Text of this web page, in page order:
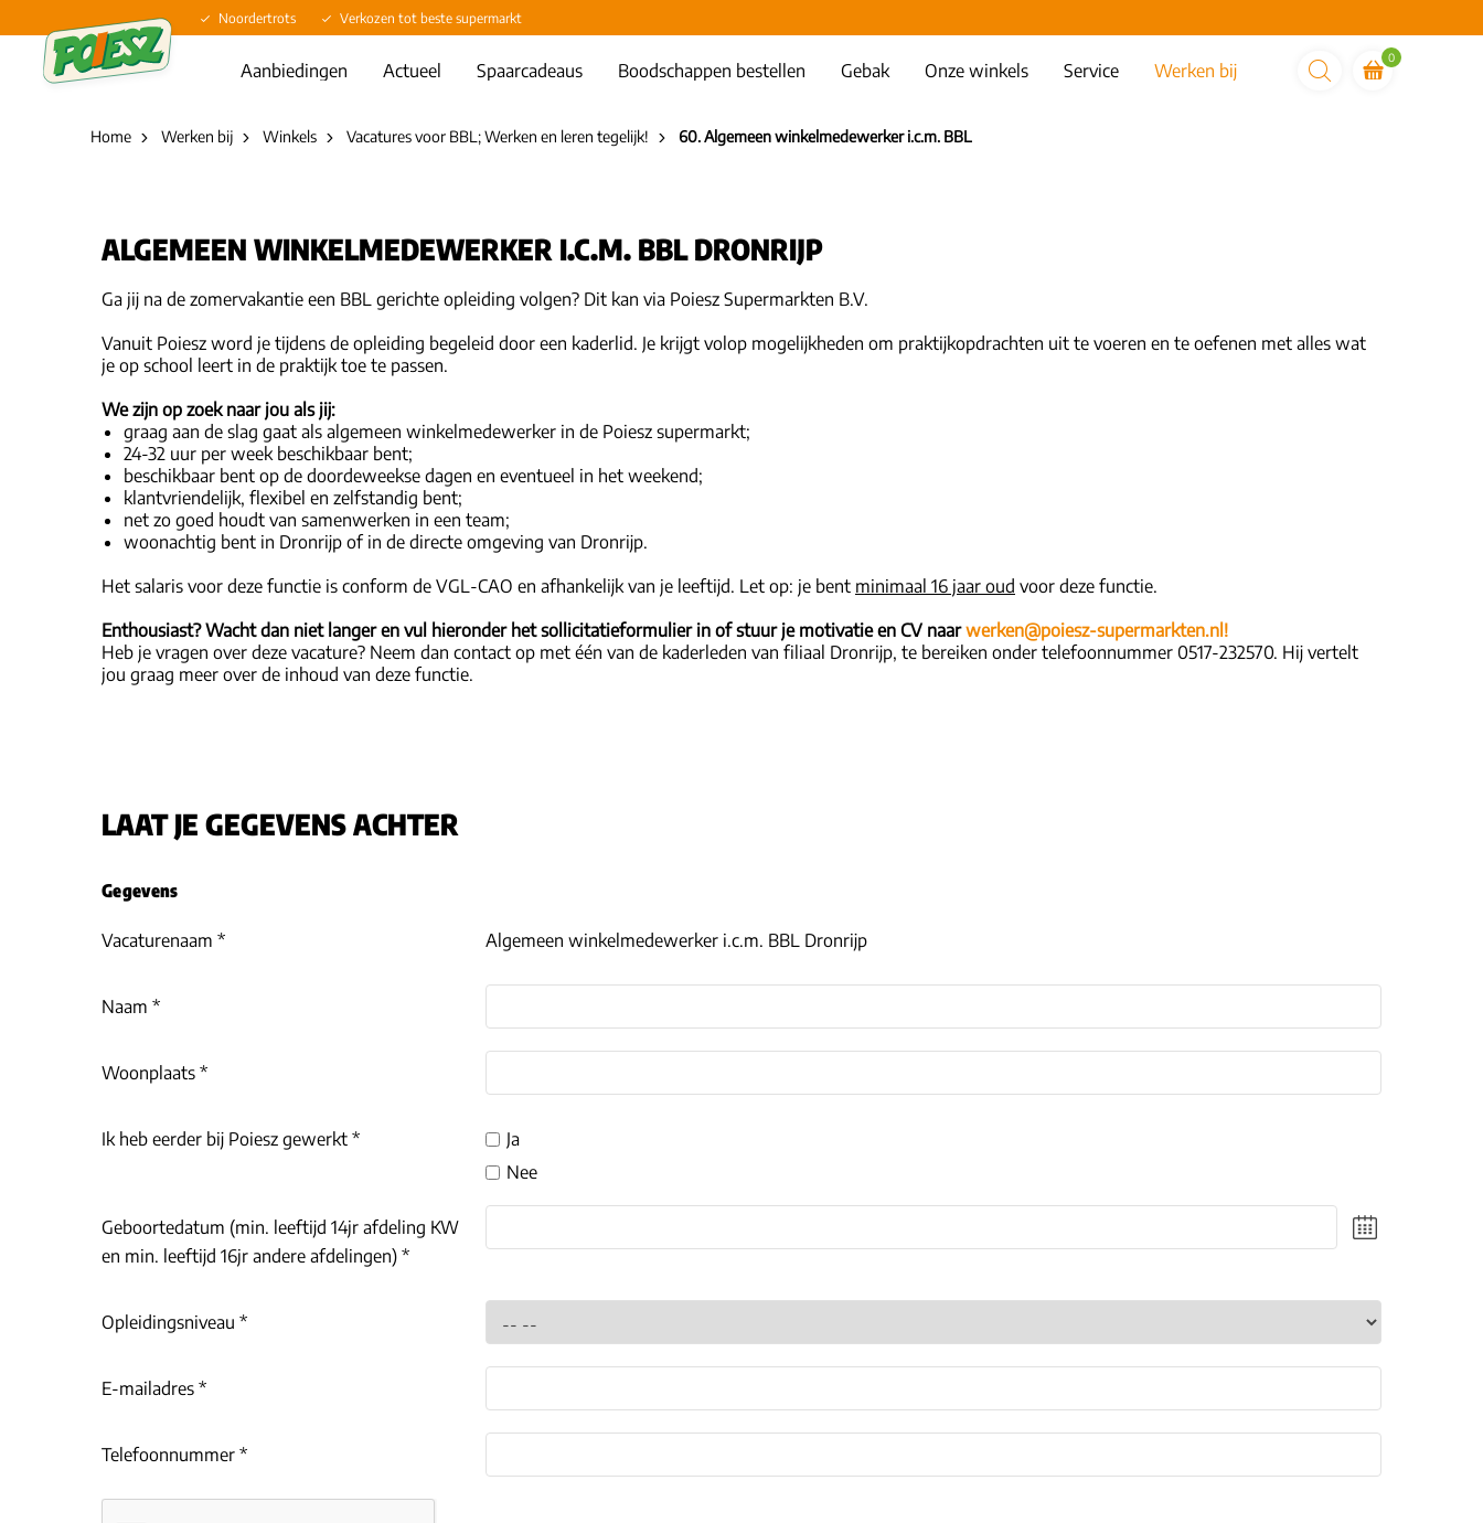
Noordertrots Verkozen tot beste supermarkt
Aanbiedingen Actueel Spaarcadeaus Boodschappen bestellen Gebak Onze winkels Service Werken bij
0
Home Werken bij Winkels Vacatures voor BBL; Werken en leren tegelijk! 60. Algemeen winkelmedewerker i.c.m. BBL
ALGEMEEN WINKELMEDEWERKER I.C.M. BBL DRONRIJP
Ga jij na de zomervakantie een BBL gerichte opleiding volgen? Dit kan via Poiesz Supermarkten B.V.
Vanuit Poiesz word je tijdens de opleiding begeleid door een kaderlid. Je krijgt volop mogelijkheden om praktijkopdrachten uit te voeren en te oefenen met alles wat
je op school leert in de praktijk toe te passen.
We zijn op zoek naar jou als jij:
graag aan de slag gaat als algemeen winkelmedewerker in de Poiesz supermarkt;
24-32 uur per week beschikbaar bent;
beschikbaar bent op de doordeweekse dagen en eventueel in het weekend;
klantvriendelijk, flexibel en zelfstandig bent;
net zo goed houdt van samenwerken in een team;
woonachtig bent in Dronrijp of in de directe omgeving van Dronrijp.
Het salaris voor deze functie is conform de VGL-CAO en afhankelijk van je leeftijd. Let op: je bent minimaal 16 jaar oud voor deze functie.
Enthousiast? Wacht dan niet langer en vul hieronder het sollicitatieformulier in of stuur je motivatie en CV naarwerken@poiesz-supermarkten.nl!
Heb je vragen over deze vacature? Neem dan contact op met één van de kaderleden van filiaal Dronrijp, te bereiken onder telefoonnummer 0517-232570. Hij vertelt
jou graag meer over de inhoud van deze functie.
LAAT JE GEGEVENS ACHTER
Gegevens
Vacaturenaam * Algemeen winkelmedewerker i.c.m. BBL Dronrijp
Naam *
Woonplaats *
Ik heb eerder bij Poiesz gewerkt *
Ja
Nee
Geboortedatum (min. leeftijd 14jr afdeling KW
en min. leeftijd 16jr andere afdelingen) *
Opleidingsniveau *
E-mailadres *
Telefoonnummer *